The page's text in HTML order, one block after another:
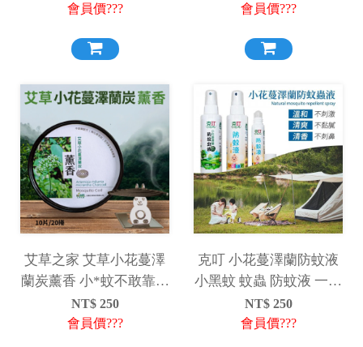
會員價??? 會員價???
艾草之家 艾草小花蔓澤
蘭炭薰香 小*蚊不敢靠近
小盤香 露營 登山
NT$ 250
會員價???
克叮 小花蔓澤蘭防蚊液
小黑蚊 蚊蟲 防蚊液 一般
款 幼兒款
NT$ 250
會員價???